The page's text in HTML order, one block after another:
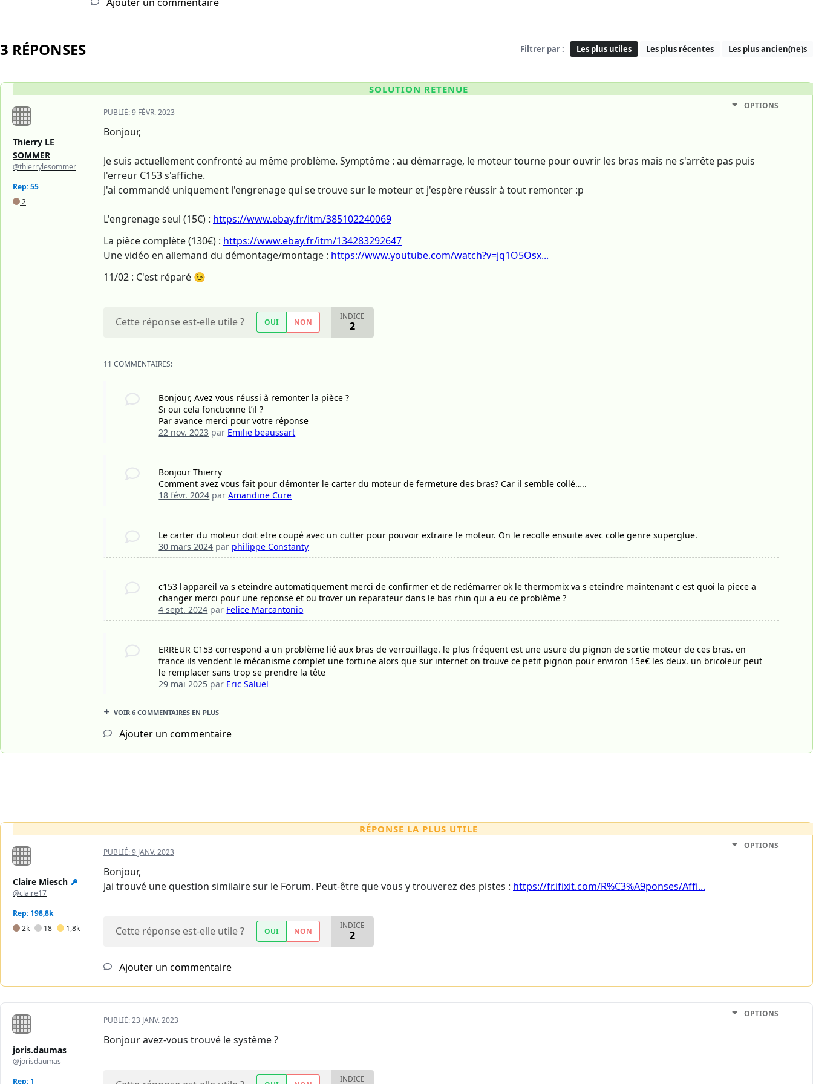
3 RÉPONSES Filtrer par : Les plus utiles Les plus récentes Les plus ancien(ne)s
SOLUTION RETENUE
Thierry LE
SOMMER
@thierrylesommer
Rep: 55
2
PUBLIÉ:9 FÉVR. 2023
OPTIONS
Bonjour,
Je suis actuellement confronté au même problème. Symptôme : au démarrage, le moteur tourne pour ouvrir les bras mais ne s'arrête pas puis
l'erreur C153 s'affiche.
J'ai commandé uniquement l'engrenage qui se trouve sur le moteur et j'espère réussir à tout remonter :p
L'engrenage seul (15€) : https://www.ebay.fr/itm/385102240069
La pièce complète (130€) : https://www.ebay.fr/itm/134283292647
Une vidéo en allemand du démontage/montage : https://www.youtube.com/watch?v=jq1O5Osx...
11/02 : C'est réparé 😉
Cette réponse est-elle utile ? OUI NON
INDICE
2
11 COMMENTAIRES:
Bonjour, Avez vous réussi à remonter la pièce ?
Si oui cela fonctionne t’il ?
Par avance merci pour votre réponse
22 nov. 2023 par Emilie beaussart
Bonjour Thierry
Comment avez vous fait pour démonter le carter du moteur de fermeture des bras? Car il semble collé…..
18 févr. 2024 parAmandine Cure
Le carter du moteur doit etre coupé avec un cutter pour pouvoir extraire le moteur. On le recolle ensuite avec colle genre superglue.
30 mars 2024 par philippe Constanty
c153 l'appareil va s eteindre automatiquement merci de confirmer et de redémarrer ok le thermomix va s eteindre maintenant c est quoi la piece a
changer merci pour une reponse et ou trover un reparateur dans le bas rhin qui a eu ce problème ?
4 sept. 2024 par Felice Marcantonio
ERREUR C153 correspond a un problème lié aux bras de verrouillage. le plus fréquent est une usure du pignon de sortie moteur de ces bras. en
france ils vendent le mécanisme complet une fortune alors que sur internet on trouve ce petit pignon pour environ 15e€ les deux. un bricoleur peut
le remplacer sans trop se prendre la tête
29 mai 2025 par Eric Saluel
VOIR 6 COMMENTAIRES EN PLUS
Ajouter un commentaire
RÉPONSE LA PLUS UTILE
Claire Miesch
@claire17
Rep: 198,8k
2k
18 1,8k
PUBLIÉ:9 JANV. 2023
OPTIONS
Bonjour,
Jai trouvé une question similaire sur le Forum. Peut-être que vous y trouverez des pistes : https://fr.ifixit.com/R%C3%A9ponses/Affi...
Cette réponse est-elle utile ? OUI NON
INDICE
2
Ajouter un commentaire
joris.daumas
@jorisdaumas
Rep: 1
PUBLIÉ:23 JANV. 2023
OPTIONS
Bonjour avez-vous trouvé le système ?
INDICE